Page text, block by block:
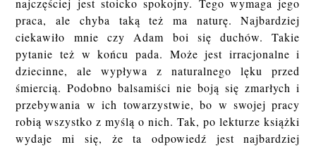
najczęściej jest stoicko spokojny. Tego wymaga jego
praca, ale chyba taką też ma naturę. Najbardziej
ciekawiło mnie czy Adam boi się duchów. Takie
pytanie też w końcu pada. Może jest irracjonalne i
dziecinne, ale wypływa z naturalnego lęku przed
śmiercią. Podobno balsamiści nie boją się zmarłych i
przebywania w ich towarzystwie, bo w swojej pracy
robią wszystko z myślą o nich. Tak, po lekturze książki
wydaje mi się, że ta odpowiedź jest najbardziej